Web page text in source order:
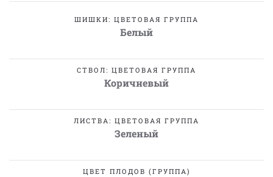
ШИШКИ: ЦВЕТОВАЯ ГРУППА
Белый
СТВОЛ: ЦВЕТОВАЯ ГРУППА
Коричневый
ЛИСТВА: ЦВЕТОВАЯ ГРУППА
Зеленый
ЦВЕТ ПЛОДОВ (ГРУППА)